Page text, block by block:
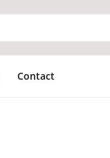
Contact